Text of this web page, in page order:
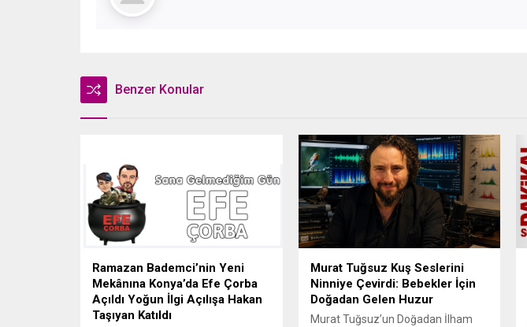
Benzer Konular
Ramazan Bademci’nin Yeni
Mekânına Konya’da Efe Çorba
Açıldı Yoğun İlgi Açılışa Hakan
Taşıyan Katıldı
Murat Tuğsuz Kuş Seslerini
Ninniye Çevirdi: Bebekler İçin
Doğadan Gelen Huzur
Murat Tuğsuz’un Doğadan İlham